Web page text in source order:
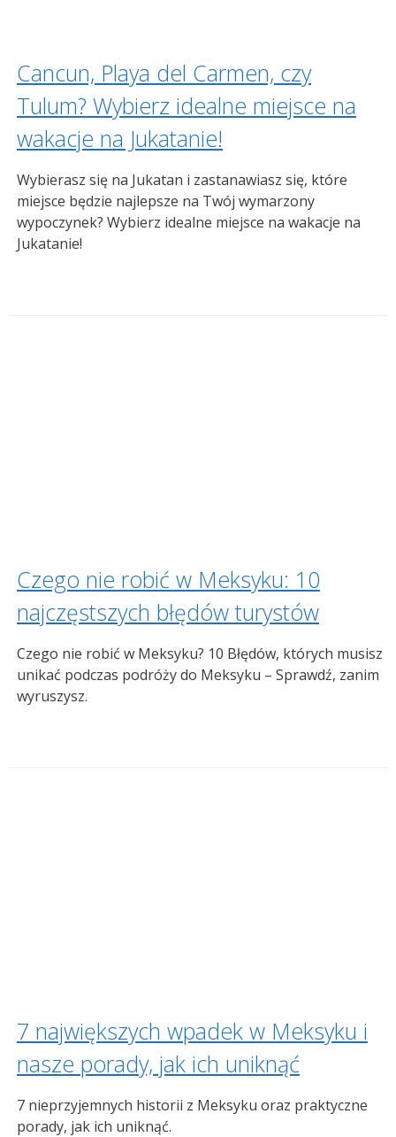
Cancun, Playa del Carmen, czy
Tulum? Wybierz idealne miejsce na
wakacje na Jukatanie!
Wybierasz się na Jukatan i zastanawiasz się, które
miejsce będzie najlepsze na Twój wymarzony
wypoczynek? Wybierz idealne miejsce na wakacje na
Jukatanie!
Czego nie robić w Meksyku: 10
najczęstszych błędów turystów
Czego nie robić w Meksyku? 10 Błędów, których musisz
unikać podczas podróży do Meksyku – Sprawdź, zanim
wyruszysz.
7 największych wpadek w Meksyku i
nasze porady, jak ich uniknąć
7 nieprzyjemnych historii z Meksyku oraz praktyczne
porady, jak ich uniknąć.